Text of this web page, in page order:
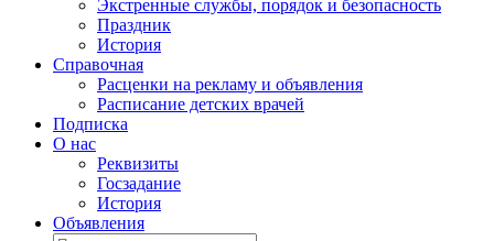
Экстренные службы, порядок и безопасность
Праздник
История
Справочная
Расценки на рекламу и объявления
Расписание детских врачей
Подписка
О нас
Реквизиты
Госзадание
История
Объявления